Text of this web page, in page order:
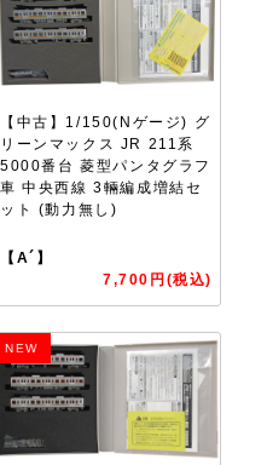
【中古】1/150(Nゲージ) グ
リーンマックス JR 211系
5000番台 菱型パンタグラフ
車 中央西線 3輛編成増結セ
ット (動力無し)
【A´】
7,700円(税込)
NEW